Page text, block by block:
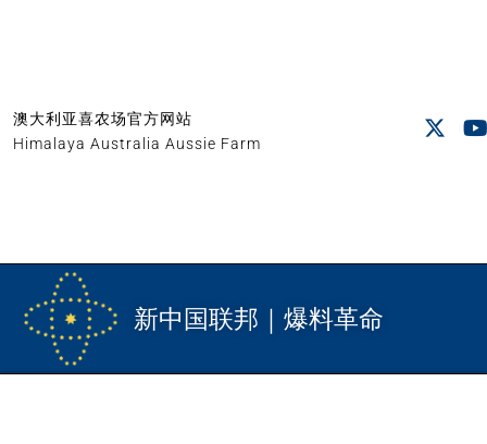
澳大利亚喜农场官方网站
Himalaya Australia Aussie Farm
新中国联邦｜爆料革命